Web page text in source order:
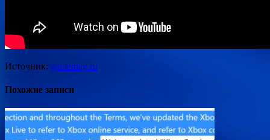
Источник: gamemag.ru
Похожие записи